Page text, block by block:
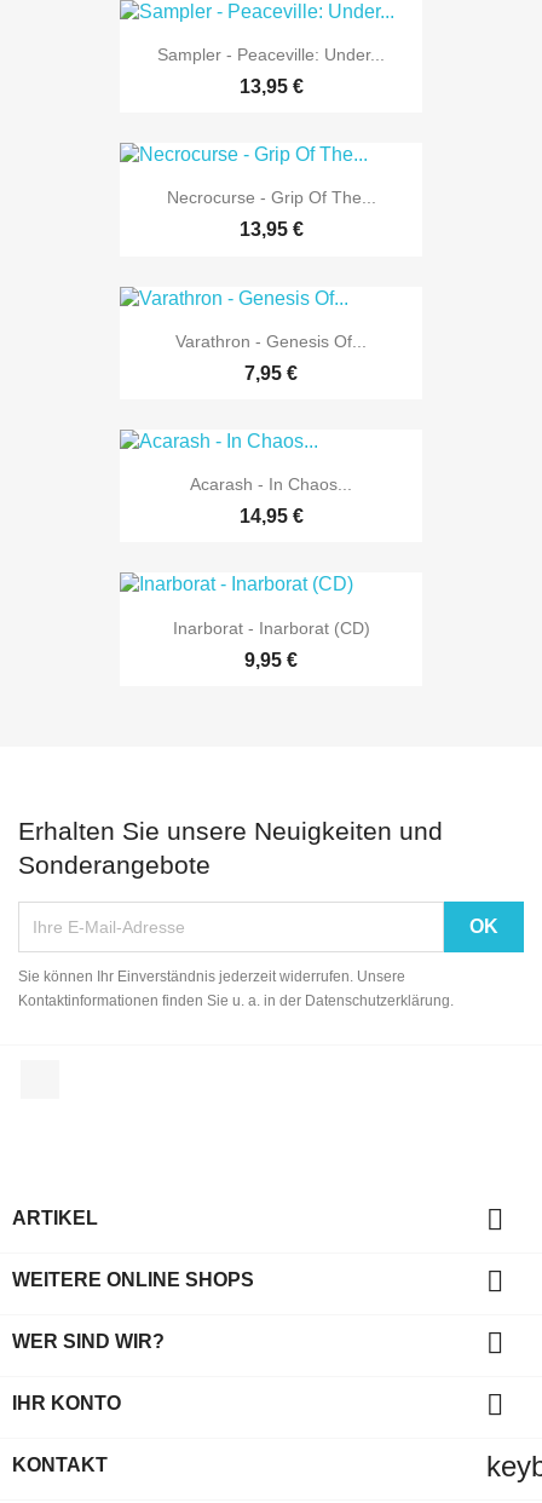
Sampler - Peaceville: Under...
13,95 €
Necrocurse - Grip Of The...
13,95 €
Varathron - Genesis Of...
7,95 €
Acarash - In Chaos...
14,95 €
Inarborat - Inarborat (CD)
9,95 €
Erhalten Sie unsere Neuigkeiten und
Sonderangebote
Sie können Ihr Einverständnis jederzeit widerrufen. Unsere
Kontaktinformationen finden Sie u. a. in der Datenschutzerklärung.
ARTIKEL 
WEITERE ONLINE SHOPS 
WER SIND WIR? 
IHR KONTO 
KONTAKT